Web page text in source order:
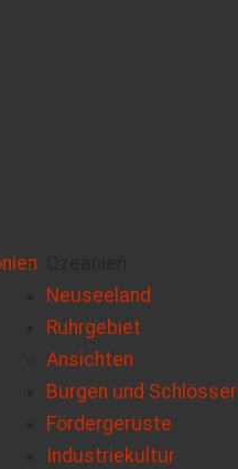
Neuseeland
Ruhrgebiet
Ansichten
Burgen und Schlösser
Fördergerüste
Industriekultur